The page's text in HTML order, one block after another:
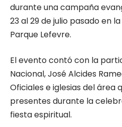
durante una campaña
23 al 29 de julio pasado en
Parque Lefevre.
El evento contó con la
Nacional, José Alcides
Oficiales e iglesias del área
presentes durante la
fiesta espiritual.